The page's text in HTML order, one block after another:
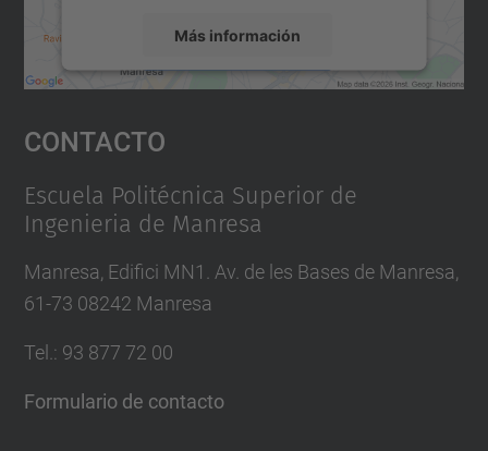
Más información
Aceptar
powered by
Contacto
Escuela Politécnica Superior de
Ingenieria de Manresa
Manresa, Edifici MN1. Av. de les Bases de Manresa,
61-73 08242 Manresa
Tel.: 93 877 72 00
Formulario de contacto